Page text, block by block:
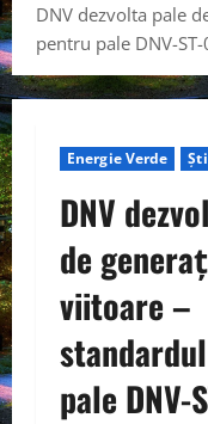
DNV dezvolta pale
pentru pale DNV-
Energie Verde
DNV
de
viitoare –
pale DNV-